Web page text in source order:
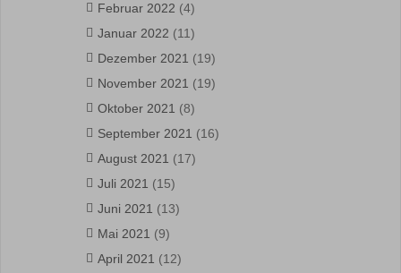
Februar 2022 (4)
Januar 2022 (11)
Dezember 2021 (19)
November 2021 (19)
Oktober 2021 (8)
September 2021 (16)
August 2021 (17)
Juli 2021 (15)
Juni 2021 (13)
Mai 2021 (9)
April 2021 (12)